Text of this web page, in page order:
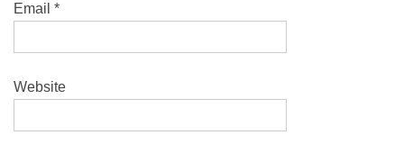
Email *
Website